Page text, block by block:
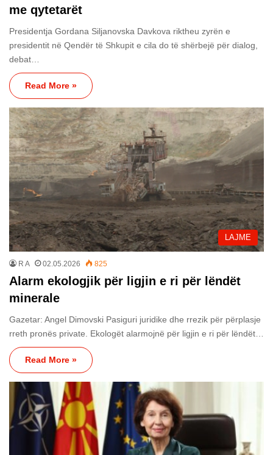
me qytetarët
Presidentja Gordana Siljanovska Davkova riktheu zyrën e
presidentit në Qendër të Shkupit e cila do të shërbejë për dialog,
debat…
Read More »
LAJME
R A 02.05.2026 825
Alarm ekologjik për ligjin e ri për lëndët
minerale
Gazetar: Angel Dimovski Pasiguri juridike dhe rrezik për përplasje
rreth pronës private. Ekologët alarmojnë për ligjin e ri për lëndët…
Read More »